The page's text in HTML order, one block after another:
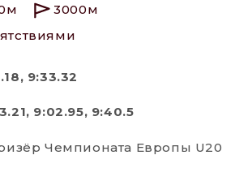
3000м
9:33.32
9:02.95, 9:40.5
Чемпионата Европы U20